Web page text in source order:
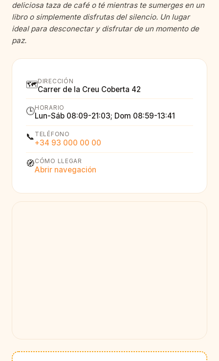
deliciosa taza de café o té mientras te sumerges en un
libro o simplemente disfrutas del silencio. Un lugar
ideal para desconectar y disfrutar de un momento de
paz.
🗺️DIRECCIÓN
Carrer de la Creu Coberta 42
🕒HORARIO
Lun-Sáb 08:09-21:03; Dom 08:59-13:41
📞 TELÉFONO
+34 93 000 00 00
🧭CÓMO LLEGAR
Abrir navegación